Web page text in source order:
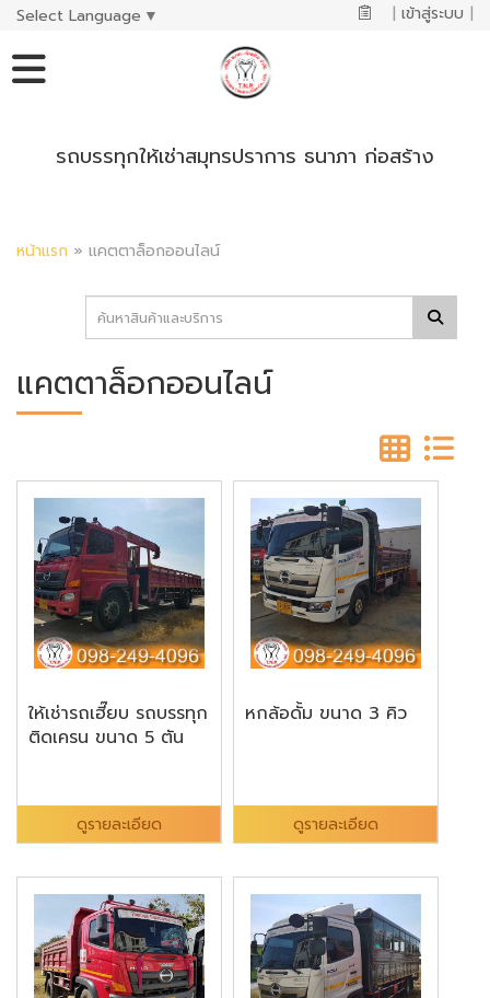
Select Language ▼ | เข้าสู่ระบบ |
รถบรรทุกให้เช่าสมุทรปราการ ธนาภา ก่อสร้าง
หน้าแรก » แคตตาล็อกออนไลน์
แคตตาล็อกออนไลน์
ให้เช่ารถเฮี๊ยบ รถบรรทุก
ติดเครน ขนาด 5 ตัน
ดูรายละเอียด
หกล้อดั้ม ขนาด 3 คิว
ดูรายละเอียด